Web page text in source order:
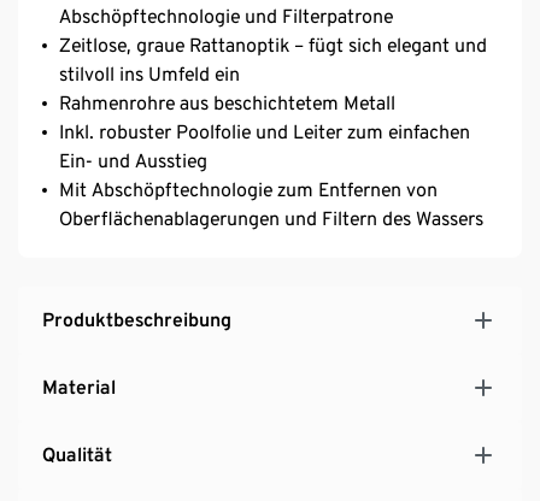
Abschöpftechnologie und Filterpatrone
Zeitlose, graue Rattanoptik – fügt sich elegant und
stilvoll ins Umfeld ein
Rahmenrohre aus beschichtetem Metall
Inkl. robuster Poolfolie und Leiter zum einfachen
Ein- und Ausstieg
Mit Abschöpftechnologie zum Entfernen von
Oberflächenablagerungen und Filtern des Wassers
Produktbeschreibung
Material
Qualität